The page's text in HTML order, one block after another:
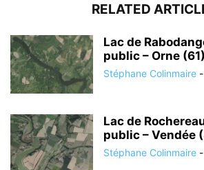
RELATED
Lac de
public – Orne (61)
Stéphane Colinmaire -
Lac de
public – Vendée
Stéphane Colinmaire -